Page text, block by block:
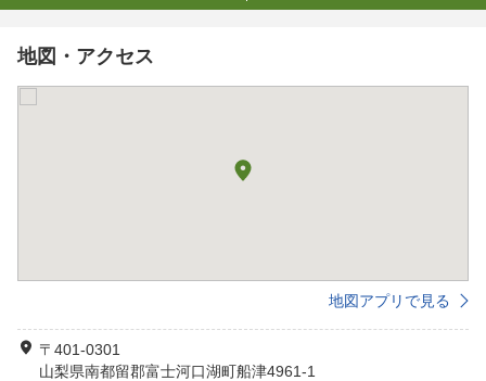
地図・アクセス
地図アプリで見る
〒401-0301
山梨県南都留郡富士河口湖町船津4961-1